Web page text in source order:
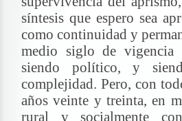
síntesis que espero sea
como continuidad y
medio siglo de vigencia
siendo político, y
complejidad. Pero, con
años veinte y treinta, en
rural y socialmente